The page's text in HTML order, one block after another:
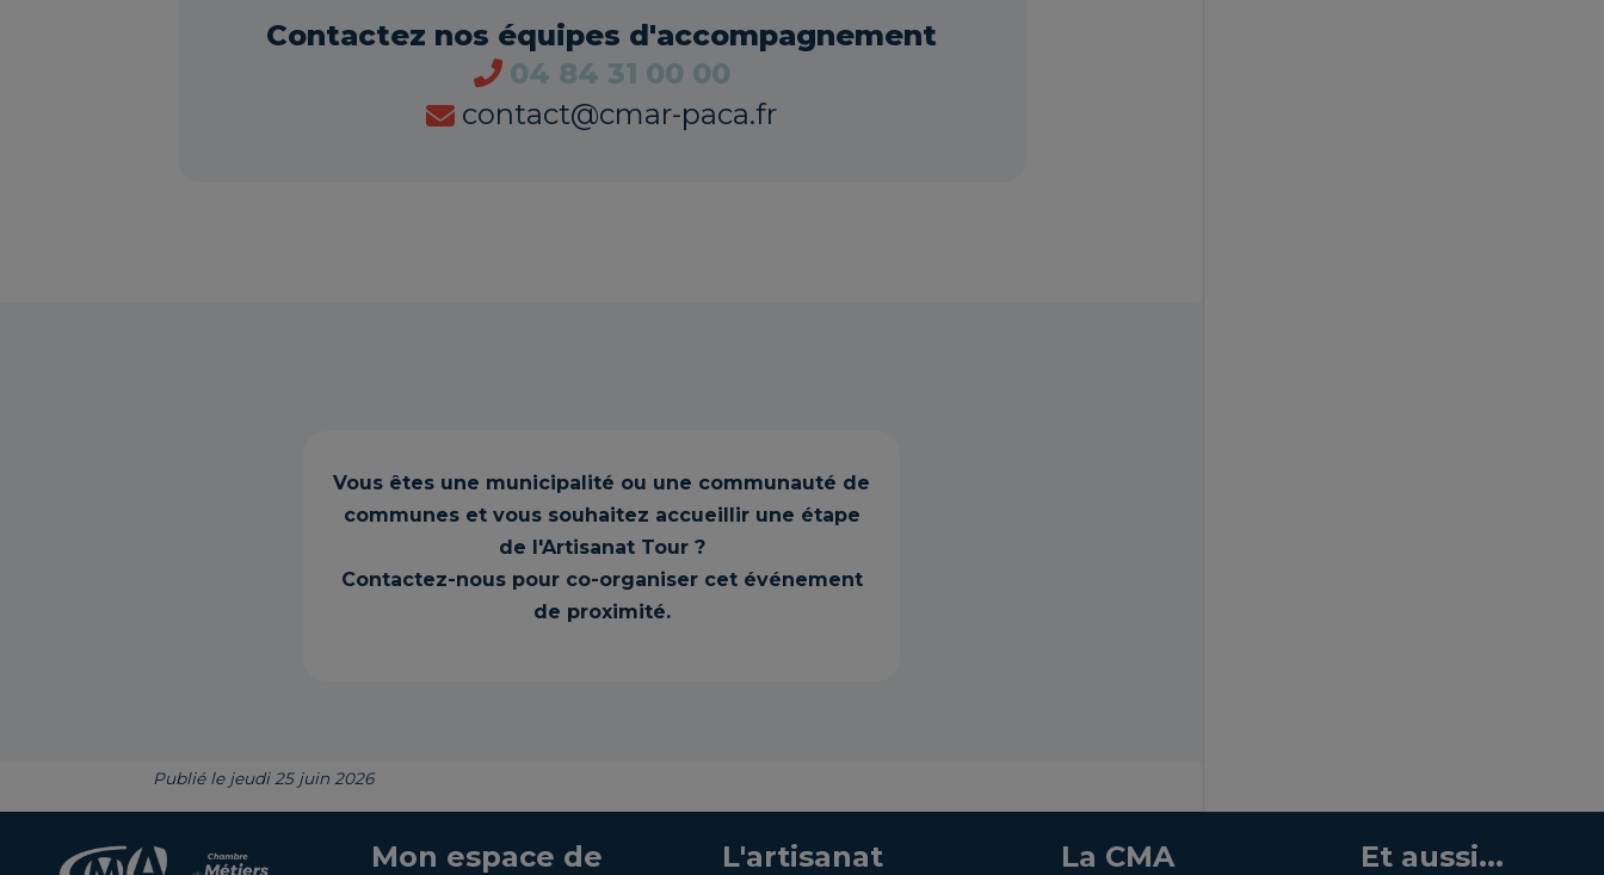
Contactez nos équipes d'accompagnement
04 84 31 00 00
contact@cmar-paca.fr
Vous êtes une municipalité ou une communauté de
communes et vous souhaitez accueillir une étape
de l'Artisanat Tour ?
Contactez-nous pour co-organiser cet événement
de proximité.
Publié le jeudi 25 juin 2026
Mon espace de
L'artisanat
La CMA Et aussi...